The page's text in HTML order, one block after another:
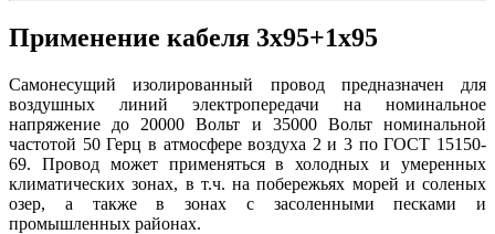
Применение кабеля 3х95+1х95
Самонесущий изолированный провод предназначен для
воздушных линий электропередачи на номинальное
напряжение до 20000 Вольт и 35000 Вольт номинальной
частотой 50 Герц в атмосфере воздуха 2 и 3 по ГОСТ 15150-
69. Провод может применяться в холодных и умеренных
климатических зонах, в т.ч. на побережьях морей и соленых
озер, а также в зонах с засоленными песками и
промышленных районах.